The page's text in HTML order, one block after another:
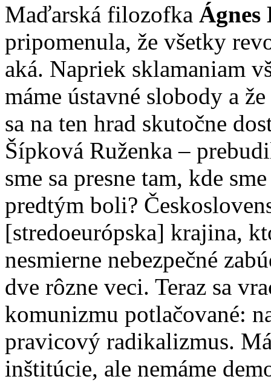
Maďarská filozofka
pripomenula, že všetky
aká. Napriek sklamaniam
máme ústavné slobody a
sa na ten hrad skutočne
Šípková Ruženka –
sme sa presne tam, kde
predtým boli?
[stredoeurópska] krajina,
nesmierne nebezpečné
dve rôzne veci. Teraz sa
komunizmu potlačované:
pravicový radikalizmus.
inštitúcie, ale nemáme